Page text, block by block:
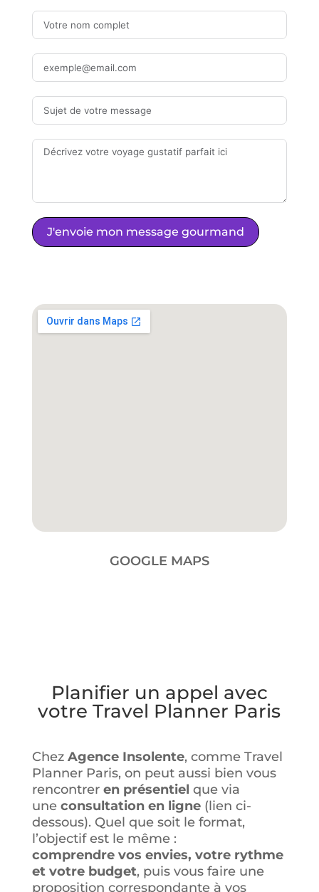
J'envoie mon message gourmand
GOOGLE MAPS
Planifier un appel avec
votreTravel Planner Paris
Chez Agence Insolente, comme Travel
Planner Paris, on peut aussi bien vous
rencontrer en présentiel que via
une consultation en ligne (lien ci-
dessous). Quel que soit le format,
l’objectif est le même :
comprendre vos envies, votre rythme
et votre budget, puis vous faire une
proposition correspondante à vos